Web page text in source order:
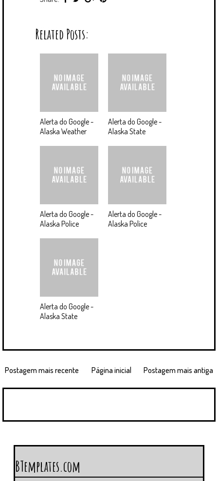
Related Posts:
Alerta do Google -
Alaska Weather
Alerta do Google -
Alaska State
Alerta do Google -
Alaska Police
Alerta do Google -
Alaska Police
Alerta do Google -
Alaska State
Postagem mais recente Postagem mais antiga
Página inicial
BTemplates.com